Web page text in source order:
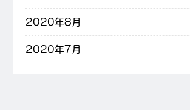
2020年8月
2020年7月